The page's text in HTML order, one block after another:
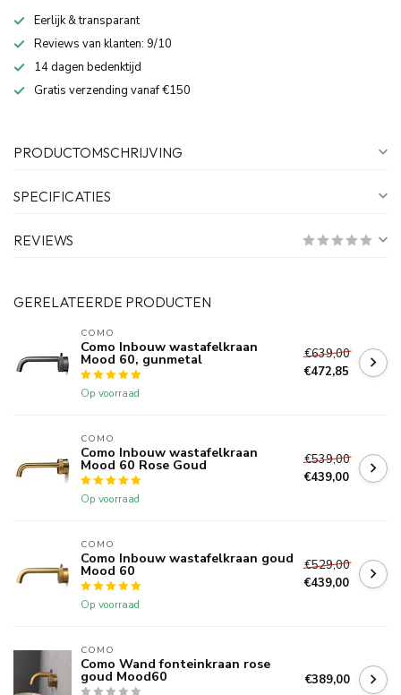
Eerlijk & transparant
Reviews van klanten: 9/10
14 dagen bedenktijd
Gratis verzending vanaf €150
PRODUCTOMSCHRIJVING
SPECIFICATIES
REVIEWS
GERELATEERDE PRODUCTEN
COMO
Como Inbouw wastafelkraan
Mood 60, gunmetal
Op voorraad
€639,00
€472,85
COMO
Como Inbouw wastafelkraan
Mood 60 Rose Goud
Op voorraad
€539,00
€439,00
COMO
Como Inbouw wastafelkraan goud
Mood 60
Op voorraad
€529,00
€439,00
COMO
Como Wand fonteinkraan rose
goud Mood60 €389,00